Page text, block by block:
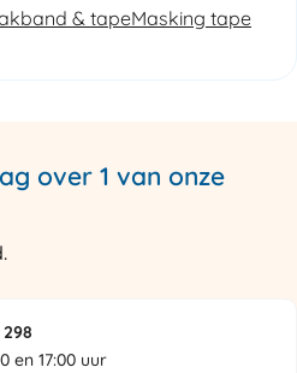
& tapeMasking tape
over 1 van onze
en 17:00 uur